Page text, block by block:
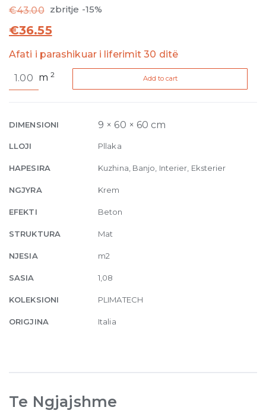
€43.00 zbritje -15%
€36.55
Afati i parashikuar i liferimit 30 ditë
Plimabeige/02
60
60
quantity
m2 Add to cart
DIMENSIONI 9 × 60 × 60 cm
LLOJI Pllaka
HAPESIRA Kuzhina, Banjo, Interier, Eksterier
NGJYRA Krem
EFEKTI Beton
STRUKTURA Mat
NJESIA m2
SASIA 1,08
KOLEKSIONI PLIMATECH
ORIGJINA Italia
Te Ngjajshme